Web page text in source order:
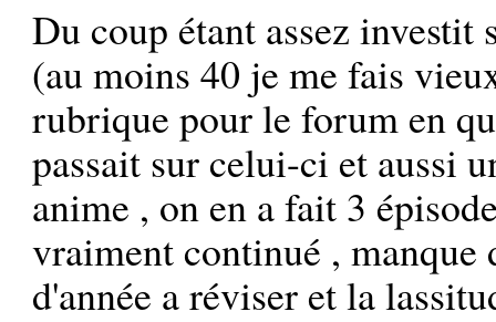
Du coup étant assez
(au moins 40 je me fais
rubrique pour le forum en
passait sur celui-ci et aussi
anime , on en a fait 3
vraiment continué , manque
d'année a réviser et la